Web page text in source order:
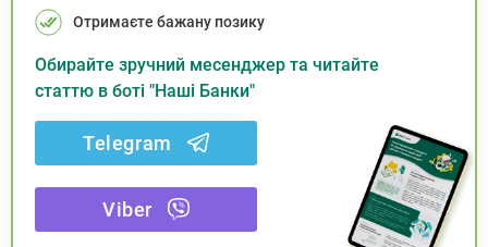
Отримаєте бажану позику
Обирайте зручний месенджер та читайте
статтю в боті "Наші Банки"
Telegram
Viber